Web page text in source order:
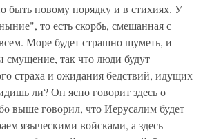
быть новому порядку и в стихиях. У
то есть скорбь, смешанная с
Море будет страшно шуметь, и
смущение, так что люди будут
страха и ожидания бедствий, идущих
ли? Он ясно говорит здесь о
выше говорил, что Иерусалим будет
языческими войсками, а здесь